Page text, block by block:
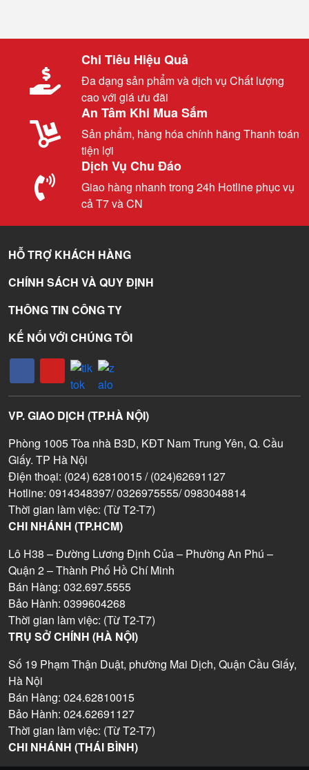
Chi Tiêu Hiệu Quả
Đa dạng sản phẩm và dịch vụ Chất lượng
cao với giá ưu đãi
An Tâm Khi Mua Sắm
Sản phẩm, hàng hóa chính hãng Thanh toán
tiện lợi
Dịch Vụ Chu Đáo
Giao hàng nhanh trong 24h Hotline phục vụ
cả T7 và CN
HỖ TRỢ KHÁCH HÀNG
CHÍNH SÁCH VÀ QUY ĐỊNH
THÔNG TIN CÔNG TY
KẾ NỐI VỚI CHÚNG TÔI
VP. GIAO DỊCH (TP.HÀ NỘI)
Phòng 1005 Tòa nhà B3D, KĐT Nam Trung Yên, Q. Cầu
Giấy. TP Hà Nội
Điện thoại: (024) 62810015 / (024)62691127
Hotline: 0914348397/ 0326975555/ 0983048814
Thời gian làm việc: (Từ T2-T7)
CHI NHÁNH (TP.HCM)
Lô H38 – Đường Lương Định Của – Phường An Phú –
Quận 2 – Thành Phố Hồ Chí Minh
Bán Hàng: 032.697.5555
Bảo Hành: 0399604268
Thời gian làm việc: (Từ T2-T7)
TRỤ SỞ CHÍNH (HÀ NỘI)
Số 19 Phạm Thận Duật, phường Mai Dịch, Quận Cầu Giấy,
Hà Nội
Bán Hàng: 024.62810015
Bảo Hành: 024.62691127
Thời gian làm việc: (Từ T2-T7)
CHI NHÁNH (THÁI BÌNH)